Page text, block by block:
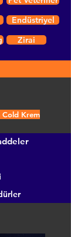
Endüstriyel
Zirai
Cold Krem